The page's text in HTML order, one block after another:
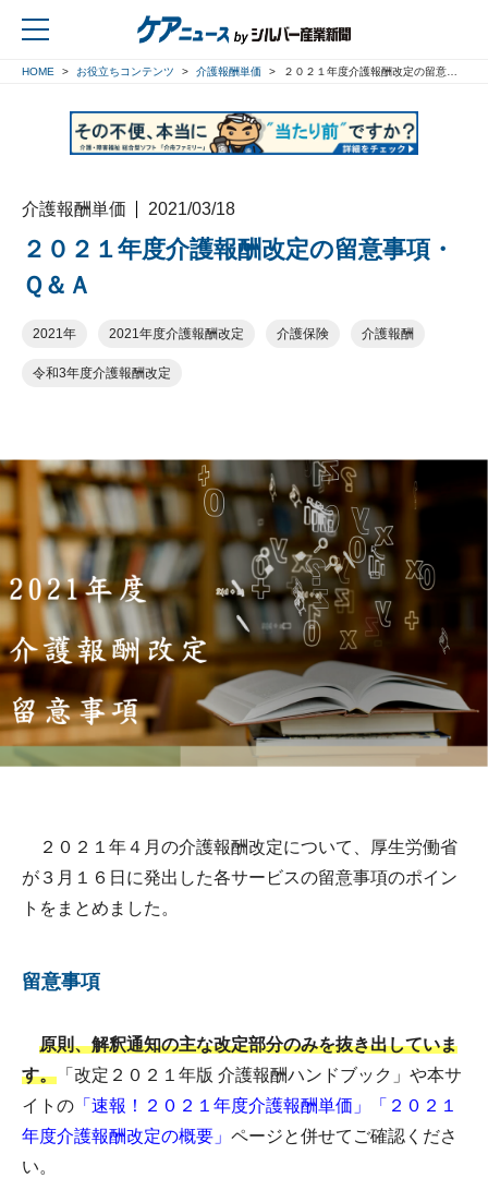
HOME お役立ちコンテンツ 介護報酬単価 ２０２１年度介護報酬改定の留意事項・Ｑ＆Ａ
介護報酬単価 2021/03/18
２０２１年度介護報酬改定の留意事項・
Ｑ＆Ａ
2021年 2021年度介護報酬改定 介護保険 介護報酬
令和3年度介護報酬改定
２０２１年４月の介護報酬改定について、厚生労働省
が３月１６日に発出した各サービスの留意事項のポイン
トをまとめました。
留意事項
原則、解釈通知の主な改定部分のみを抜き出していま
す。 「改定２０２１年版 介護報酬ハンドブック」や本サ
イトの 「速報！２０２１年度介護報酬単価」
「２０２１
年度介護報酬改定の概要」 ページと併せてご確認くださ
い。